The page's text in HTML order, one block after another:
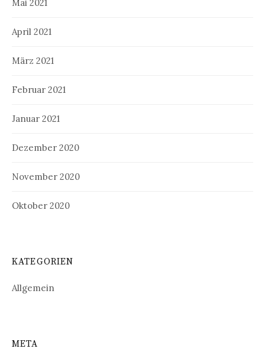
Mai 2021
April 2021
März 2021
Februar 2021
Januar 2021
Dezember 2020
November 2020
Oktober 2020
KATEGORIEN
Allgemein
META